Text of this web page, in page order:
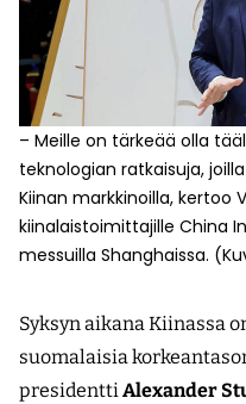
– Meille on tärkeää olla
teknologian ratkaisuja,
Kiinan markkinoilla, kertoo
kiinalaistoimittajille China
messuilla Shanghaissa.
Syksyn aikana Kiinassa
suomalaisia
presidenttiAlexander